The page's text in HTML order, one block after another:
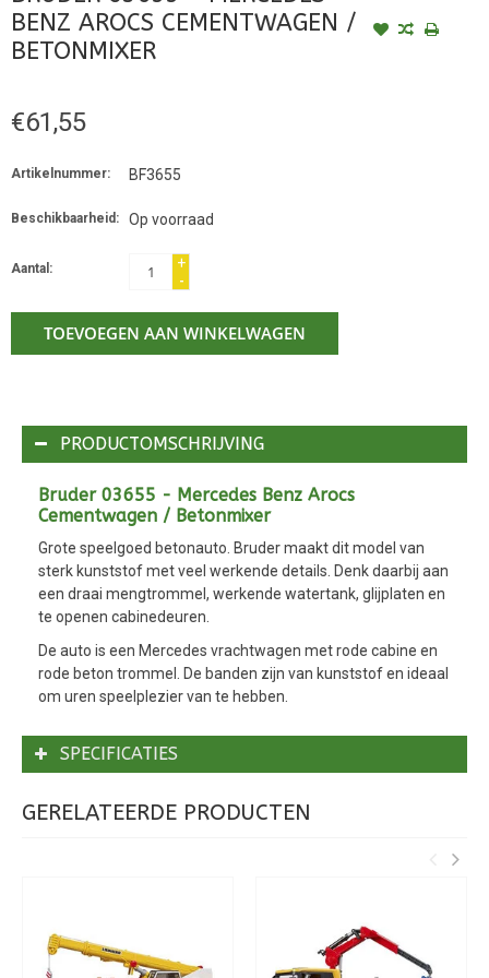
BENZ AROCS CEMENTWAGEN /
BETONMIXER
€61,55
Artikelnummer: BF3655
Beschikbaarheid: Op voorraad
Aantal:
+
-
TOEVOEGEN AAN WINKELWAGEN
PRODUCTOMSCHRIJVING
Bruder 03655 - Mercedes Benz Arocs
Cementwagen / Betonmixer
Grote speelgoed betonauto. Bruder maakt dit model van
sterk kunststof met veel werkende details. Denk daarbij aan
een draai mengtrommel, werkende watertank, glijplaten en
te openen cabinedeuren.
De auto is een Mercedes vrachtwagen met rode cabine en
rode beton trommel. De banden zijn van kunststof en ideaal
om uren speelplezier van te hebben.
SPECIFICATIES
GERELATEERDE PRODUCTEN